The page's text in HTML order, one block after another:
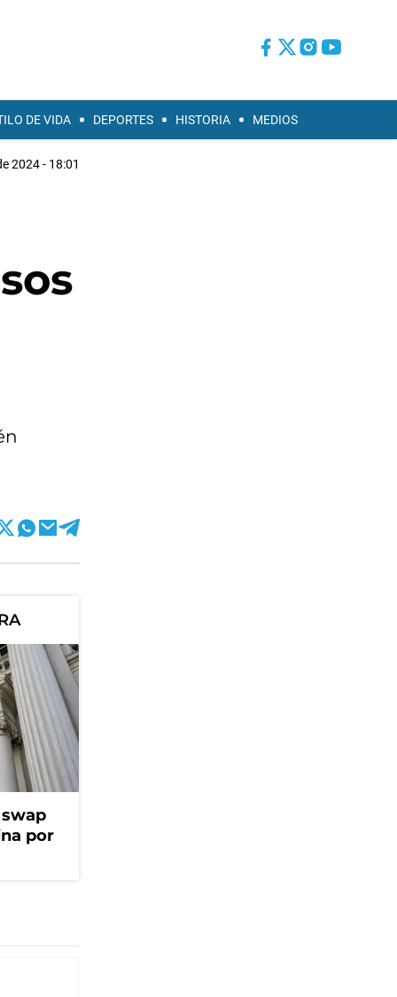
DE VIDA DEPORTES HISTORIA MEDIOS
2024 - 18:01
por